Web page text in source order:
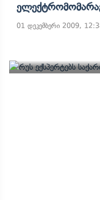
01 დეკემბერი 2009,